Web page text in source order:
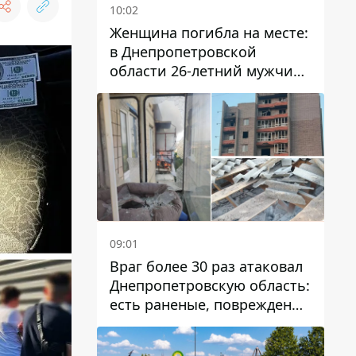
10:02
Женщина погибла на месте:
в Днепропетровской
области 26-летний мужчина
избил трех человек
металлическим предметом
09:01
Враг более 30 раз атаковал
Днепропетровскую область:
есть раненые, повреждены
лицей, дома и предприятия